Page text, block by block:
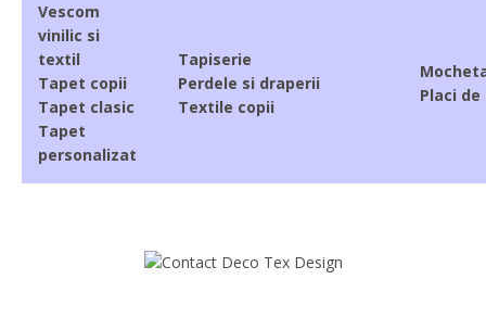
Vescom
vinilic si
textil
Tapet copii
Tapet clasic
Tapet
personalizat
Tapiserie
Perdele si draperii
Textile copii
Placi